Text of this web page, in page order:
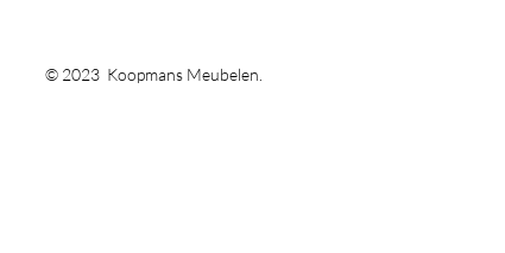
© 2023 Koopmans Meubelen.